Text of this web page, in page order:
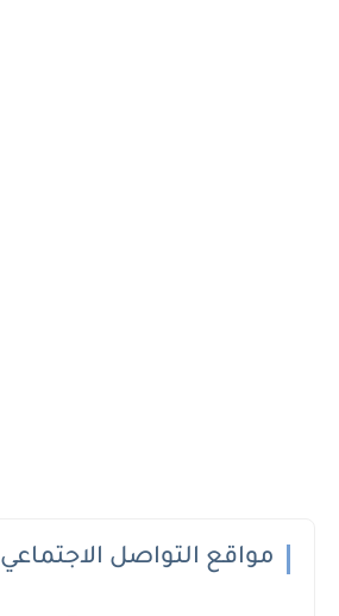
مواقع التواصل الاجتماعي